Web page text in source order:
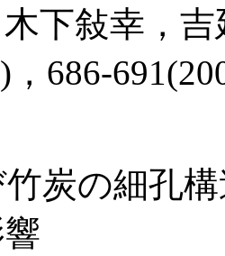
下敍幸，
686-
炭の細孔